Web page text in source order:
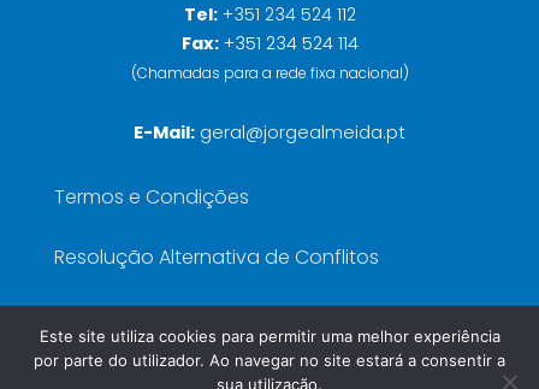
Tel: +351 234 524 112
Fax:+351 234 524 114
(Chamadas para a rede fixa nacional)
E-Mail: geral@jorgealmeida.pt
Termos e Condições
Resolução Alternativa de Conflitos
Livro de Reclamações
Este site utiliza cookies para permitir uma melhor experiência
por parte do utilizador. Ao navegar no site estará a consentir a
sua utilização.